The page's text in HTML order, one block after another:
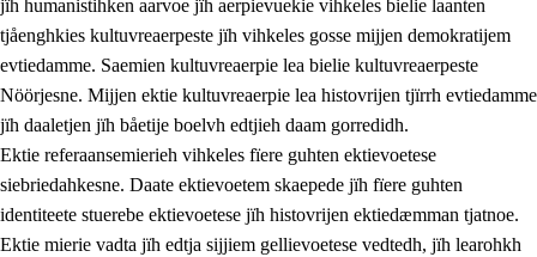
1.3 Laejhtehks ussjedimmie jïh etihkeles vuajnoe
goerehtimmievæljoe
1.5 Eatnemem krööhkestidh jïh byjresegoerkesevoete
Demokratije jïh meatanårrome
jïh humanistihken aarvoe jïh aerpievuekie vihkeles bielie laanten
tjåenghkies kultuvreaerpeste jïh vihkeles gosse mijjen demokratijem
evtiedamme. Saemien kultuvreaerpie lea bielie kultuvreaerpeste
Nöörjesne. Mijjen ektie kultuvreaerpie lea histovrijen tjïrrh evtiedamme
jïh daaletjen jïh båetije boelvh edtjieh daam gorredidh.
Ektie referaansemierieh vihkeles fïere guhten ektievoetese
siebriedahkesne. Daate ektievoetem skaepede jïh fïere guhten
identiteete stuerebe ektievoetese jïh histovrijen ektiedæmman tjatnoe.
Ektie mierie vadta jïh edtja sijjiem gellievoetese vedtedh, jïh learohkh